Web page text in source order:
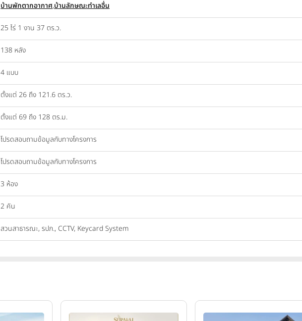
บ้านพักตากอากาศ,บ้านลักษณะทำเลอื่น
25 ไร่ 1 งาน 37 ตร.ว.
138 หลัง
4 แบบ
ตั้งแต่ 26 ถึง 121.6 ตร.ว.
ตั้งแต่ 69 ถึง 128 ตร.ม.
โปรดสอบถามข้อมูลกับทางโครงการ
โปรดสอบถามข้อมูลกับทางโครงการ
3 ห้อง
2 คัน
สวนสาธารณะ, รปภ., CCTV, Keycard System